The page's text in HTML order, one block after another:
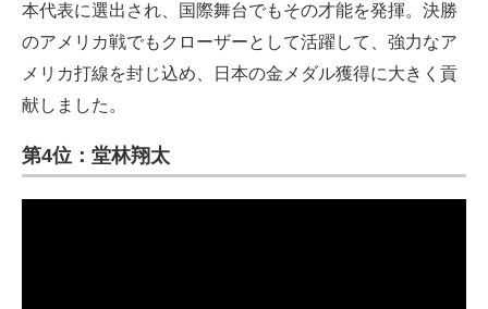
本代表に選出され、国際舞台でもその才能を発揮。決勝
のアメリカ戦でもクローザーとして活躍して、強力なア
メリカ打線を封じ込め、日本の金メダル獲得に大きく貢
献しました。
第4位：堂林翔太